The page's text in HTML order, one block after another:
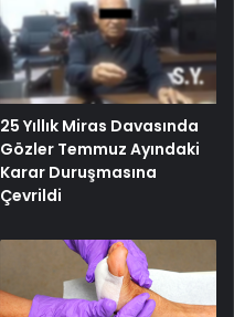
25 Yıllık Miras Davasında
Gözler Temmuz Ayındaki
Karar Duruşmasına
Çevrildi